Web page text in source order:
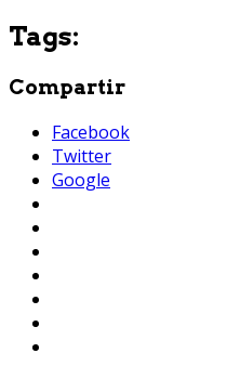
Tags:
Compartir
Facebook
Twitter
Google